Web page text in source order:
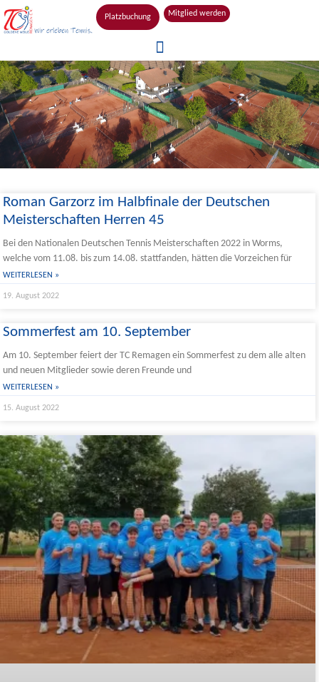
Platzbuchung Mitglied werden
Roman Garzorz im Halbfinale der Deutschen
Meisterschaften Herren 45
Bei den Nationalen Deutschen Tennis Meisterschaften 2022 in Worms,
welche vom 11.08. bis zum 14.08. stattfanden, hätten die Vorzeichen für
WEITERLESEN »
19. August 2022
Sommerfest am 10. September
Am 10. September feiert der TC Remagen ein Sommerfest zu dem alle alten
und neuen Mitglieder sowie deren Freunde und
WEITERLESEN »
15. August 2022